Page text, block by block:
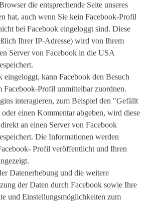
die entsprechende Seite unseres
hat, auch wenn Sie kein Facebook-Profil
bei Facebook eingeloggt sind. Diese
Ihrer IP-Adresse) wird von Ihrem
Server von Facebook in die USA
eingeloggt, kann Facebook den Besuch
Facebook-Profil unmittelbar zuordnen.
interagieren, zum Beispiel den "Gefällt
einen Kommentar abgeben, wird diese
an einen Server von Facebook
Die Informationen werden
Profil veröffentlicht und Ihren
Datenerhebung und die weitere
der Daten durch Facebook sowie Ihre
und Einstellungsmöglichkeiten zum